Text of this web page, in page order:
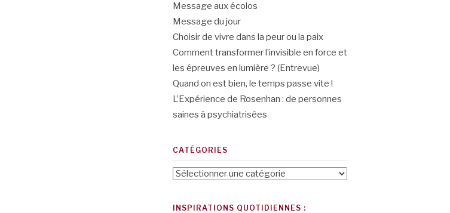
Message aux écolos
Message du jour
Choisir de vivre dans la peur ou la paix
Comment transformer l’invisible en force et
les épreuves en lumière ? (Entrevue)
Quand on est bien, le temps passe vite !
L’Expérience de Rosenhan : de personnes
saines à psychiatrisées
CATÉGORIES
Catégories
INSPIRATIONS QUOTIDIENNES :